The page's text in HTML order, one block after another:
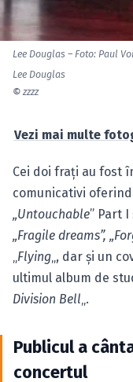
Lee Douglas – Foto: Paul
Lee Douglas
© zzzz
Vezi mai multe
Cei doi fraţi au fost
comunicativi
„Untouchable” Part I
„Fragile dreams”,
„Flying„, dar şi un
ultimul album de
Division Bell„.
Publicul a
concertul